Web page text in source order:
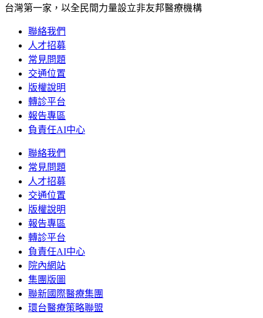
台灣第一家，以全民間力量設立非友邦醫療機構
聯絡我們
人才招募
常見問題
交通位置
版權說明
轉診平台
報告專區
負責任AI中心
聯絡我們
常見問題
人才招募
交通位置
版權說明
報告專區
轉診平台
負責任AI中心
院內網站
集團版圖
聯新國際醫療集團
環台醫療策略聯盟